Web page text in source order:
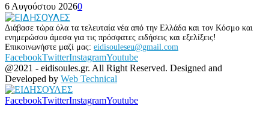
6 Αυγούστου 20260
Διάβασε τώρα όλα τα τελευταία νέα από την Ελλάδα και τον Κόσμο και
ενημερώσου άμεσα για τις πρόσφατες ειδήσεις και εξελίξεις!
Επικοινωνήστε μαζί μας: eidisouleseu@gmail.com
FacebookTwitterInstagramYoutube
@2021 - eidisoules.gr. All Right Reserved. Designed and
Developed by Web Technical
FacebookTwitterInstagramYoutube